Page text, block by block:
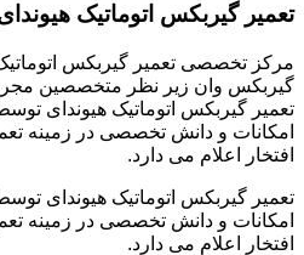
تعمیر گیربکس اتوماتیک
مرکز تخصصی تعمیر گیربکس اتوماتیک
گیربکس وان زیر نظر متخصصین
تعمیر گیربکس اتوماتیک هیوندای
امکانات و دانش تخصصی در زمینه
افتخار اعلام می دارد.
تعمیر گیربکس اتوماتیک هیوندای
امکانات و دانش تخصصی در زمینه
افتخار اعلام می دارد.